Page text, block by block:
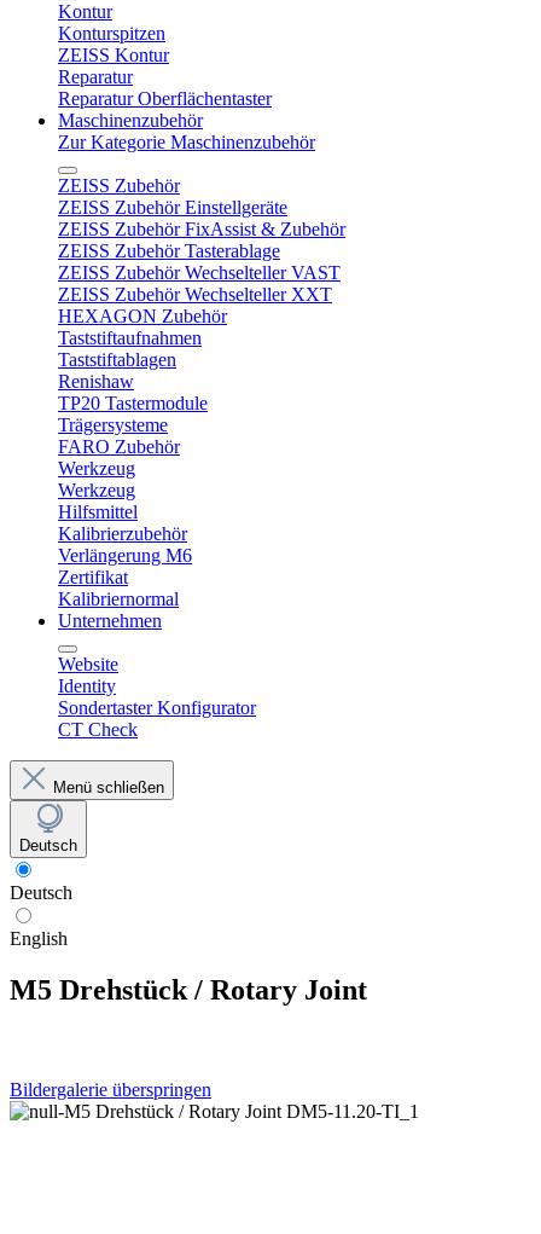
Kontur
Konturspitzen
ZEISS Kontur
Reparatur
Reparatur Oberflächentaster
Maschinenzubehör
Zur Kategorie Maschinenzubehör
ZEISS Zubehör
ZEISS Zubehör Einstellgeräte
ZEISS Zubehör FixAssist & Zubehör
ZEISS Zubehör Tasterablage
ZEISS Zubehör Wechselteller VAST
ZEISS Zubehör Wechselteller XXT
HEXAGON Zubehör
Taststiftaufnahmen
Taststiftablagen
Renishaw
TP20 Tastermodule
Trägersysteme
FARO Zubehör
Werkzeug
Werkzeug
Hilfsmittel
Kalibrierzubehör
Verlängerung M6
Zertifikat
Kalibriernormal
Unternehmen
Website
Identity
Sondertaster Konfigurator
CT Check
Menü schließen
Deutsch
Deutsch
English
M5 Drehstück / Rotary Joint
Bildergalerie überspringen